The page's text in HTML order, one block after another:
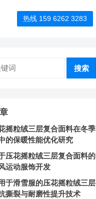
热线 159 6262 3283
搜索
摇粒绒三层复合面料在冬季
的保暖性能优化研究
压花摇粒绒三层复合面料的
运动服饰开发
于滑雪服的压花摇粒绒三层
撕裂与耐磨性提升技术